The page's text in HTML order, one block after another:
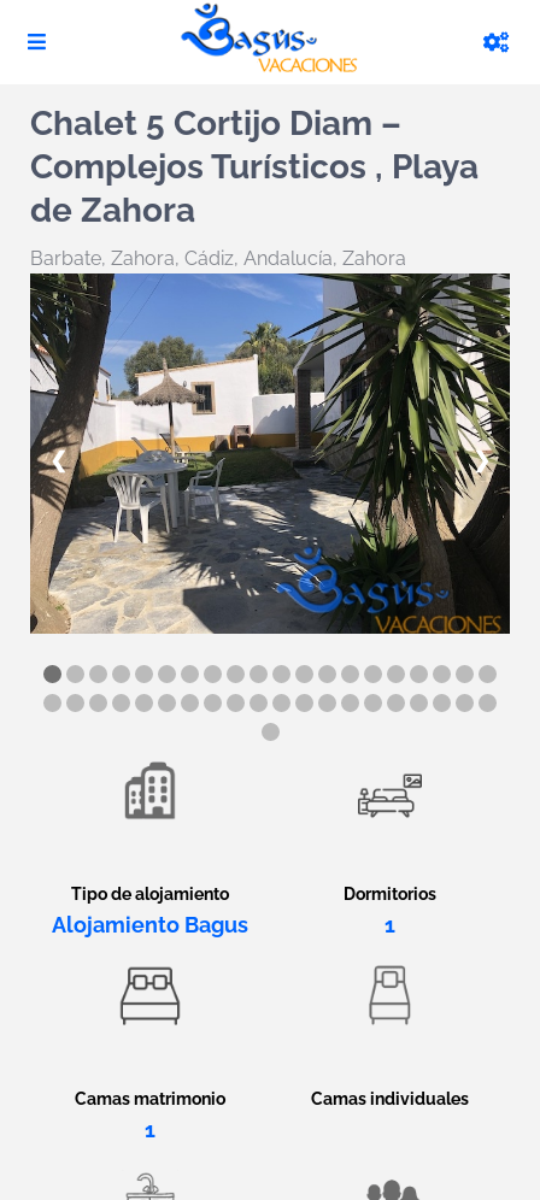
Chalet 5 Cortijo Diam –
Complejos Turísticos , Playa
de Zahora
Barbate, Zahora, Cádiz, Andalucía, Zahora
❮ ❯
Tipo de alojamiento
Alojamiento Bagus
Dormitorios
1
Camas matrimonio
1
Camas individuales